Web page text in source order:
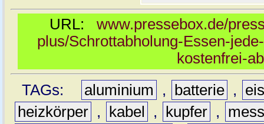
URL: www.pressebox.de/
plus/Schrottabholung-Essen-
kostenfrei-
TAGs:
aluminium , batterie ,
heizkörper , kabel , kupfer ,